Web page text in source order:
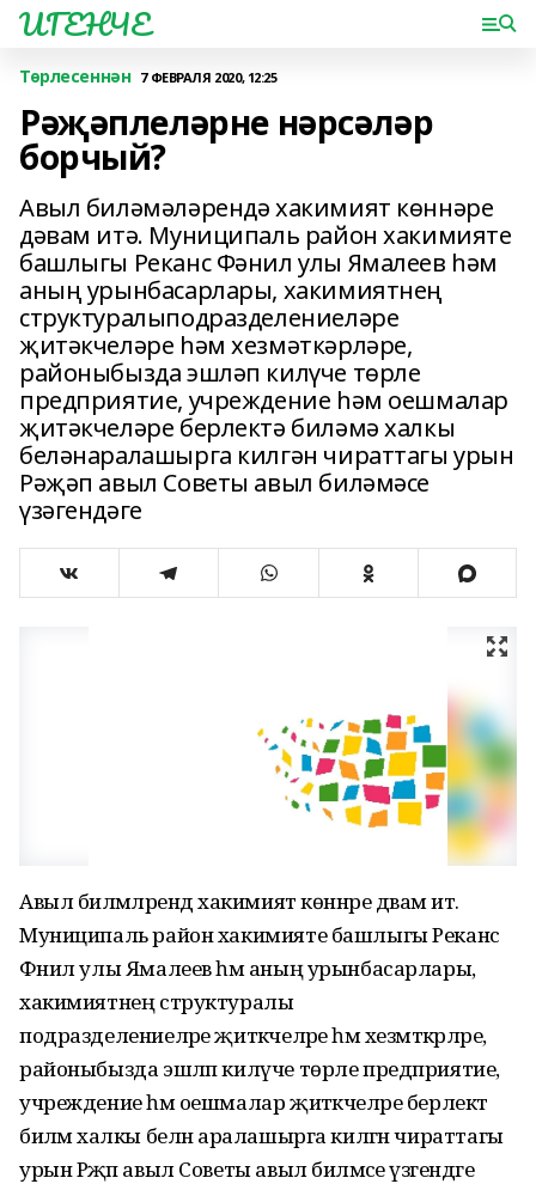
ИГЕНЧЕ
Төрлесеннән 7 ФЕВРАЛЯ 2020, 12:25
Рәҗәплеләрне нәрсәләр
борчый?
Авыл биләмәләрендә хакимият көннәре
дәвам итә. Муниципаль район хакимияте
башлыгы Реканс Фәнил улы Ямалеев һәм
аның урынбасарлары, хакимиятнең
структуралыподразделениеләре
җитәкчеләре һәм хезмәткәрләре,
районыбызда эшләп килүче төрле
предприятие, учреждение һәм оешмалар
җитәкчеләре берлектә биләмә халкы
беләнаралашырга килгән чираттагы урын
Рәҗәп авыл Советы авыл биләмәсе
үзәгендәге
Авыл биләмәләрендә хакимият көннәре дәвам итә.
Муниципаль район хакимияте башлыгы Реканс
Фәнил улы Ямалеев һәм аның урынбасарлары,
хакимиятнең структуралы
подразделениеләре җитәкчеләре һәм хезмәткәрләре,
районыбызда эшләп килүче төрле предприятие,
учреждение һәм оешмалар җитәкчеләре берлектә
биләмә халкы белән аралашырга килгән чираттагы
урын Рәҗәп авыл Советы авыл биләмәсе үзәгендәге